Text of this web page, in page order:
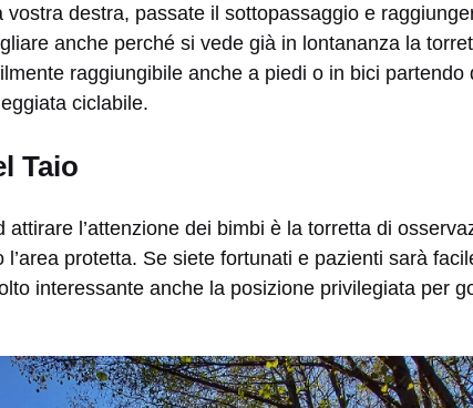
destra, passate il sottopassaggio e
anche perché si vede già in lontananza la
raggiungibile anche a piedi o in bici partendo
ciclabile.
Taio
l’attenzione dei bimbi è la torretta di
l’area protetta. Se siete fortunati e pazienti sarà
interessante anche la posizione privilegiata per